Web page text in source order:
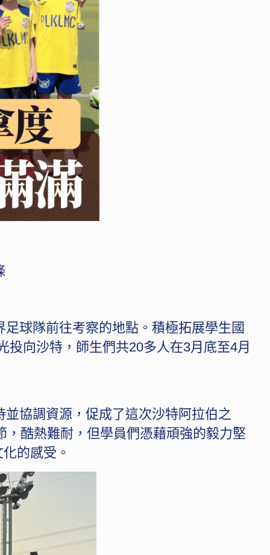
球隊前往考察的地點。積極拓展學生國
向沙特，師生們共20多人在3月底至4月
協調資源，促成了這次沙特阿拉伯之
酷熱難耐，但學員們憑藉頑強的毅力堅
的感受。